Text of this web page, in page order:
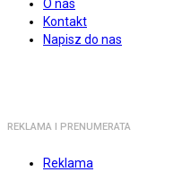
O nas
Kontakt
Napisz do nas
REKLAMA I PRENUMERATA
Reklama